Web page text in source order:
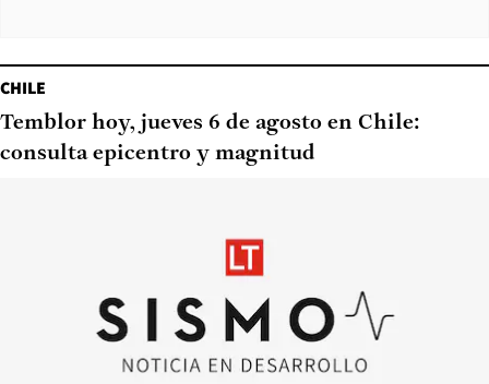
CHILE
Temblor hoy, jueves 6 de agosto en Chile:
consulta epicentro y magnitud